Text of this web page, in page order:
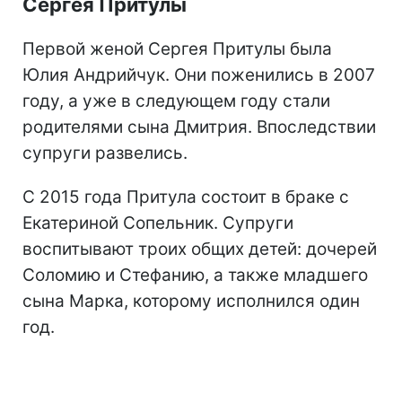
Сергея Притулы
Первой женой Сергея Притулы была
Юлия Андрийчук. Они поженились в 2007
году, а уже в следующем году стали
родителями сына Дмитрия. Впоследствии
супруги развелись.
С 2015 года Притула состоит в браке с
Екатериной Сопельник. Супруги
воспитывают троих общих детей: дочерей
Соломию и Стефанию, а также младшего
сына Марка, которому исполнился один
год.